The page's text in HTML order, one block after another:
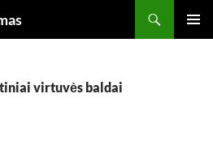
virtuvės baldai